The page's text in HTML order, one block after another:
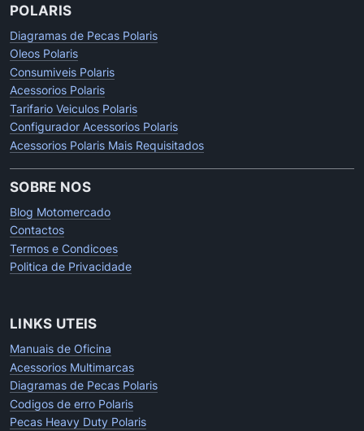
POLARIS
Diagramas de Pecas Polaris
Oleos Polaris
Consumiveis Polaris
Acessorios Polaris
Tarifario Veiculos Polaris
Configurador Acessorios Polaris
Acessorios Polaris Mais Requisitados
SOBRE NOS
Blog Motomercado
Contactos
Termos e Condicoes
Politica de Privacidade
LINKS UTEIS
Manuais de Oficina
Acessorios Multimarcas
Diagramas de Pecas Polaris
Codigos de erro Polaris
Pecas Heavy Duty Polaris